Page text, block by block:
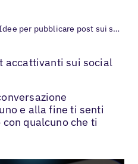
Idee per pubblicare post sui social media
accattivanti sui social
e alla fine ti senti
qualcuno che ti